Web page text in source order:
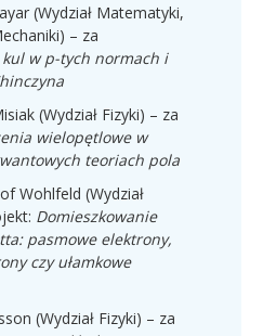
(Wydział Matematyki,
– za
kul w p-tych normach i
(Wydział Fizyki) – za
wielopętlowe w
teoriach pola
Wohlfeld (Wydział
Domieszkowanie
pasmowe elektrony,
czy ułamkowe
(Wydział Fizyki) – za